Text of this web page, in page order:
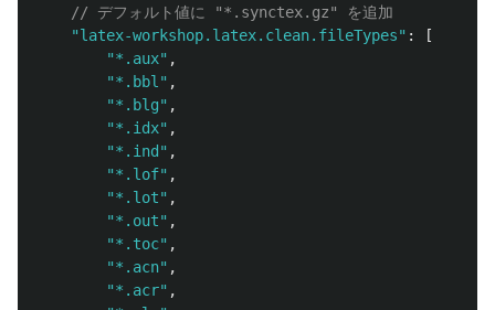
// デフォルト値に "*.synctex.gz" を追加
"latex-workshop.latex.clean.fileTypes" :
[
"*.aux" ,
"*.bbl" ,
"*.blg" ,
"*.idx" ,
"*.ind " ,
"*.lof" ,
"*.lot" ,
"*.out" ,
"*.toc" ,
"*.acn" ,
"*.acr" ,